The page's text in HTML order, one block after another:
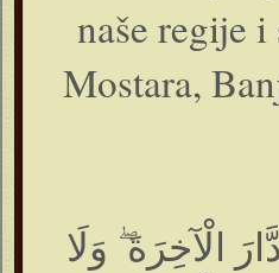
naše regije
Mostara,
الْآخِرَةَ ۖ وَلَا